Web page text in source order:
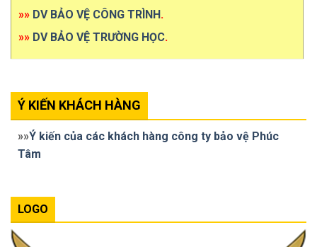
»» DV BẢO VỆ CÔNG TRÌNH .
»» DV BẢO VỆ TRƯỜNG HỌC.
Ý KIẾN KHÁCH HÀNG
»»Ý kiến của các khách hàng công ty bảo vệ Phúc
Tâm
LOGO